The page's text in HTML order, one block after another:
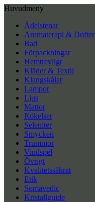
Huvudmeny
Ädelstenar
Aromaterapi & Dofter
Bad
Förpackningar
Hemtrevligt
Kläder & Textil
Klangskålar
Lampor
Ljus
Mattor
Rökelser
Seleniter
Smycken
Trummor
Vindspel
Övrigt
Kvalitetssäkrat
Etik
Somavedic
Kristallguide